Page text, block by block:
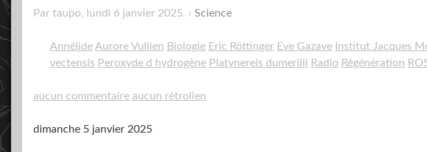
Par taupo, lundi 6 janvier 2025. Science
Annélide Aurore Vullien Biologie Eric Röttinger Eve Gazave Institut Jacques
vectensis Peroxyde d hydrogène Platynereis dumerilii Radio Régénération
aucun commentaire aucun rétrolien
dimanche 5 janvier 2025